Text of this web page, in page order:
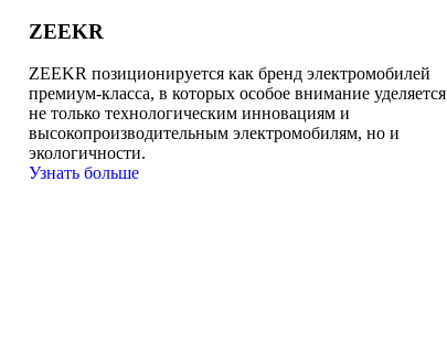
ZEEKR
ZEEKR позиционируется как бренд электромобилей
премиум-класса, в которых особое внимание уделяется
не только технологическим инновациям и
высокопроизводительным электромобилям, но и
экологичности.
Узнать больше